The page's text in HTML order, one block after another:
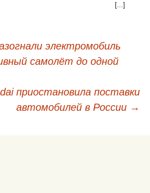
[...]
электромобиль
самолёт до одной
приостановила поставки
автомобилей в России →